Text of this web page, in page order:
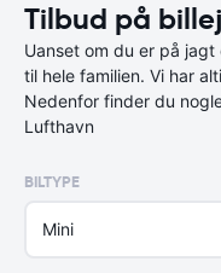
Tilbud på
Uanset om du er på
til hele familien. Vi har
Nedenfor finder du
Lufthavn
BILTYPE
Mini